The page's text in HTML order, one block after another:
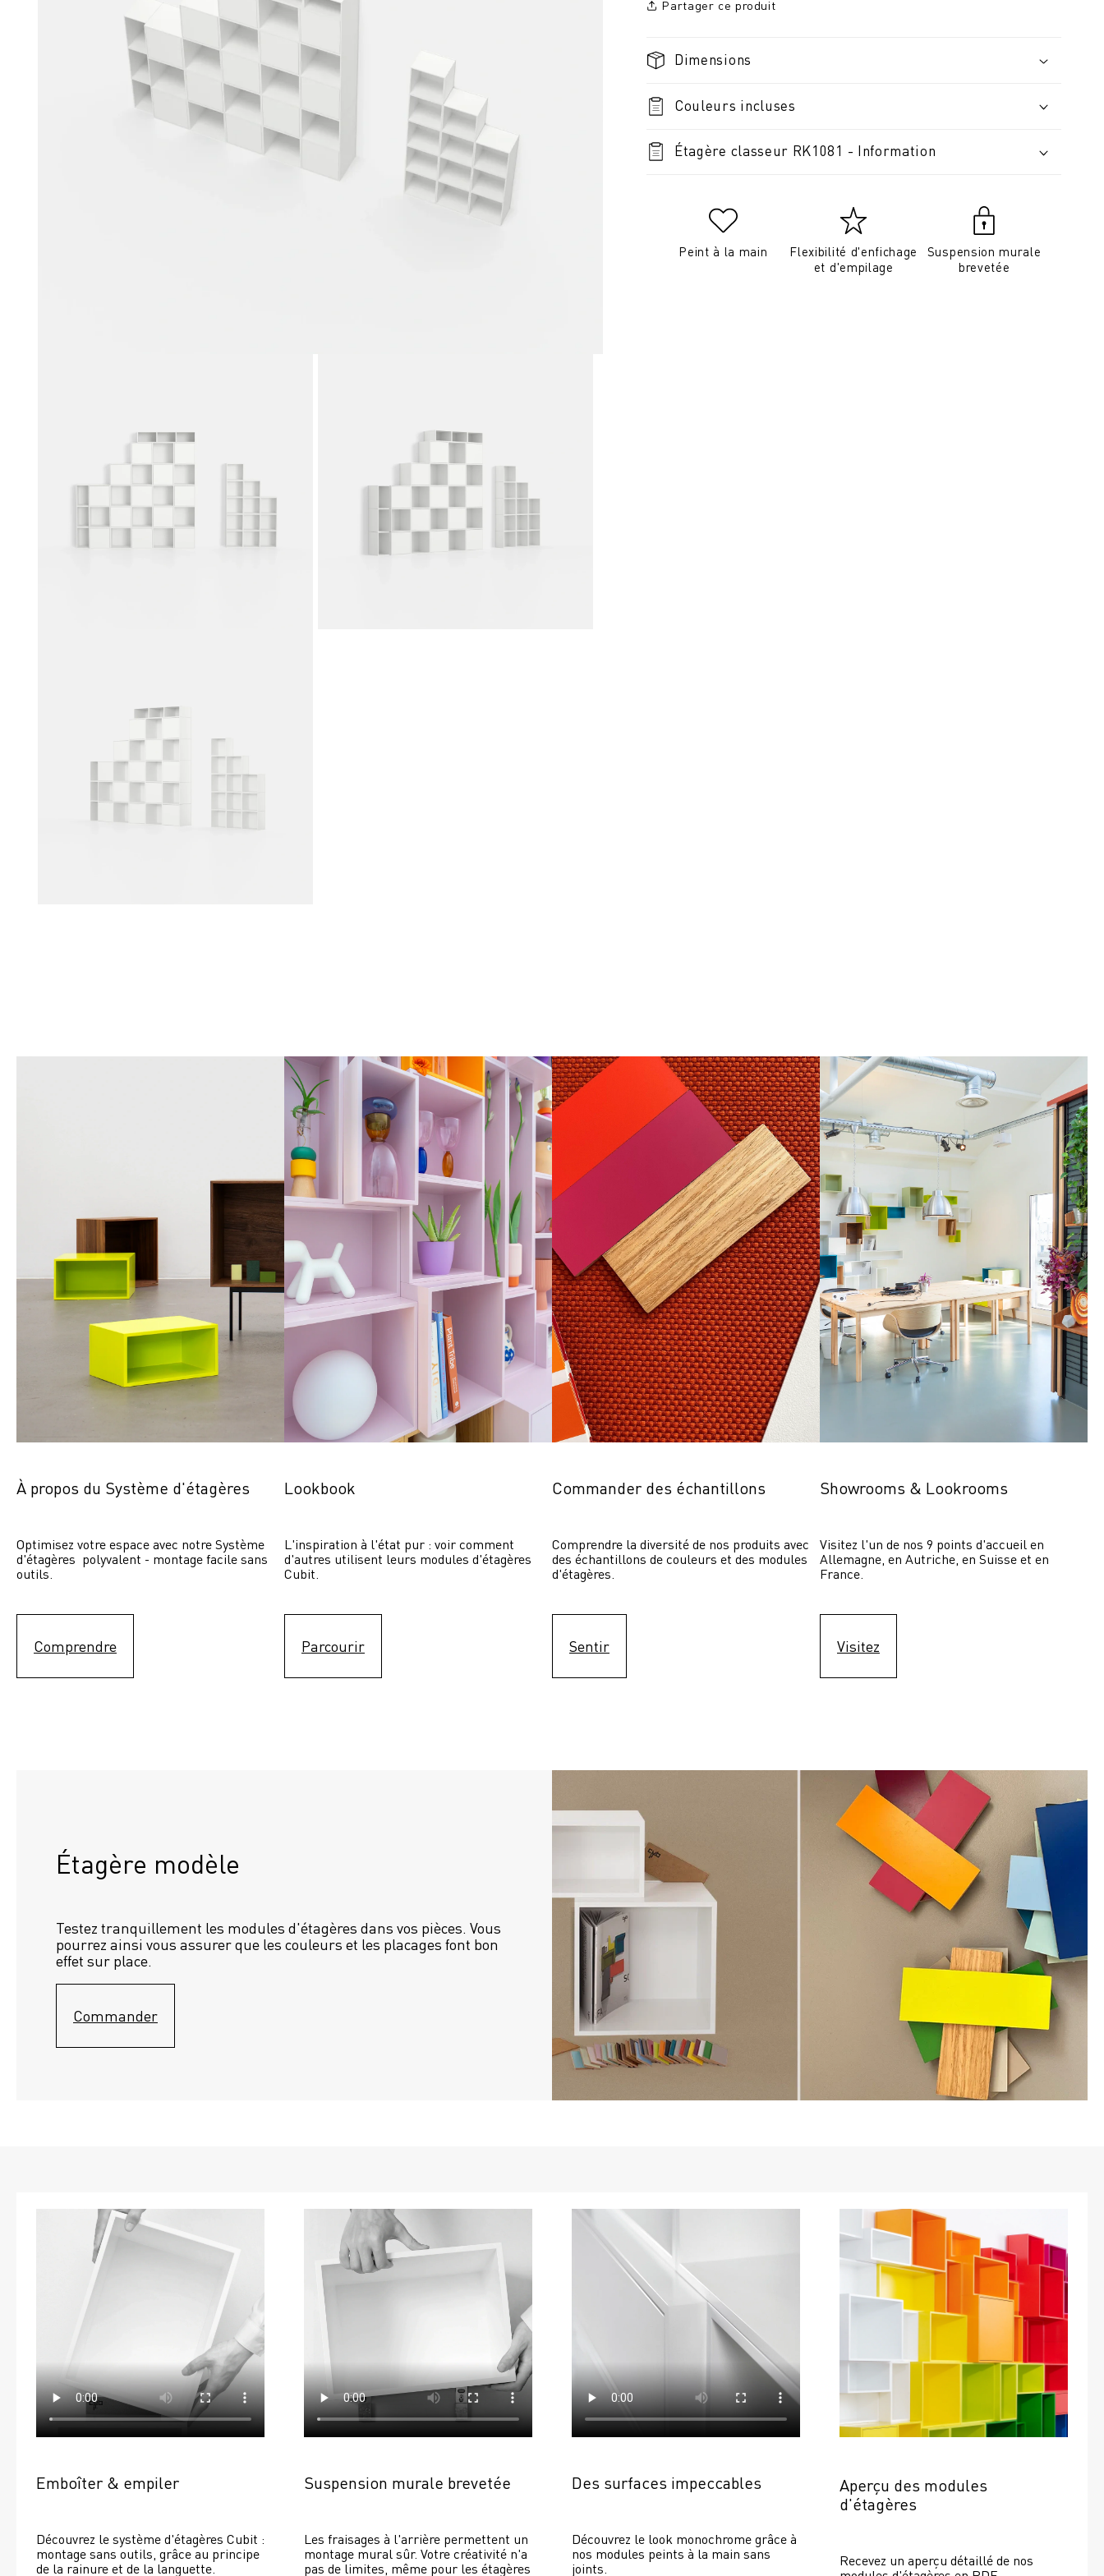
Partager ce produit
Dimensions
Couleurs incluses
Étagère classeur RK1081 - Information
Peint à la main
Flexibilité d'enfichage
et d'empilage
Suspension murale
brevetée
À propos du Système d'étagères
Optimisez votre espace avec notre Système
d'étagères  polyvalent - montage facile sans
outils.
Comprendre
Lookbook
L'inspiration à l'état pur : voir comment
d'autres utilisent leurs modules d'étagères
Cubit.
Parcourir
Commander des échantillons
Comprendre la diversité de nos produits avec
des échantillons de couleurs et des modules
d'étagères.
Sentir
Showrooms & Lookrooms
Visitez l'un de nos 9 points d'accueil en
Allemagne, en Autriche, en Suisse et en
France.
Visitez
Étagère modèle
Testez tranquillement les modules d'étagères dans vos pièces. Vous
pourrez ainsi vous assurer que les couleurs et les placages font bon
effet sur place.
Commander
Emboîter & empiler
Découvrez le système d'étagères Cubit :
montage sans outils, grâce au principe
de la rainure et de la languette.
Suspension murale brevetée
Les fraisages à l'arrière permettent un
montage mural sûr. Votre créativité n'a
pas de limites, même pour les étagères
Des surfaces impeccables
Découvrez le look monochrome grâce à
nos modules peints à la main sans
joints.
Aperçu des modules
d'étagères
Recevez un aperçu détaillé de nos